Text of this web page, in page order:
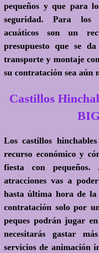
pequeños y que para
seguridad. Para los
acuáticos son un
presupuesto que se
transporte y montaje
su contratación sea aún
Castillos
Los castillos
recurso económico y
fiesta con
atracciones vas a
hasta última hora de
contratación solo por
peques podrán jugar
necesitarás gastar
servicios de animación